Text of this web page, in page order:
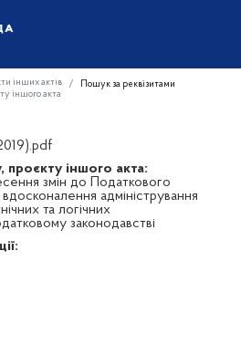
інших актів
Пошук за реквізитами
іншого акта
проєкту іншого акта:
змін до Податкового
адміністрування
та логічних
законодавстві